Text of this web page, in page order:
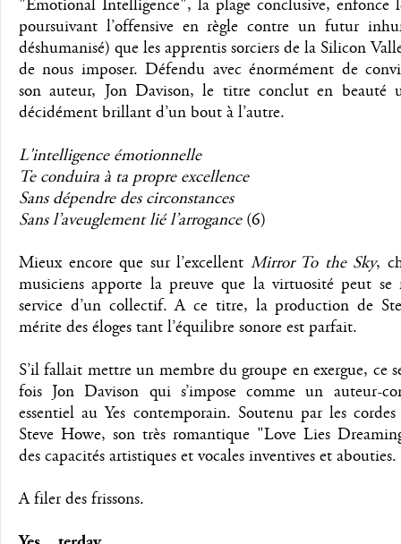
"Emotional Intelligence", la plage conclusive, enfonce
poursuivant l’offensive en règle contre un futur
déshumanisé) que les apprentis sorciers de la Silicon
de nous imposer. Défendu avec énormément de
son auteur, Jon Davison, le titre conclut en beauté
décidément brillant d’un bout à l’autre.
L'intelligence émotionnelle
Te conduira à ta propre excellence
Sans dépendre des circonstances
Sans l’aveuglement lié l’arrogance(6)
Mieux encore que sur l’excellent Mirror To the Sky,
musiciens apporte la preuve que la virtuosité peut se
service d’un collectif. A ce titre, la production de
mérite des éloges tant l’équilibre sonore est parfait.
S’il fallait mettre un membre du groupe en exergue, ce
fois Jon Davison qui s’impose comme un auteur-
essentiel au Yes contemporain. Soutenu par les
Steve Howe, son très romantique "Love Lies
des capacités artistiques et vocales inventives et abouties.
A filer des frissons.